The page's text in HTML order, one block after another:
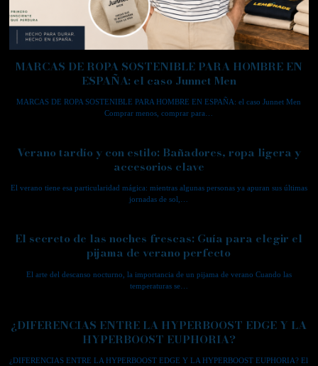
MARCAS DE ROPA SOSTENIBLE PARA HOMBRE EN
ESPAÑA: el caso Junnet Men
MARCAS DE ROPA SOSTENIBLE PARA HOMBRE EN ESPAÑA: el caso Junnet Men
Comprar menos, comprar para…
Verano tardío y con estilo: Bañadores, ropa ligera y
accesorios clave
El verano tiene esa particularidad mágica: mientras algunas personas ya apuran sus últimas
jornadas de sol,…
El secreto de las noches frescas: Guía para elegir el
pijama de verano perfecto
El arte del descanso nocturno, la importancia de un pijama de verano Cuando las
temperaturas se…
¿DIFERENCIAS ENTRE LA HYPERBOOST EDGE Y LA
HYPERBOOST EUPHORIA?
¿DIFERENCIAS ENTRE LA HYPERBOOST EDGE Y LA HYPERBOOST EUPHORIA? El